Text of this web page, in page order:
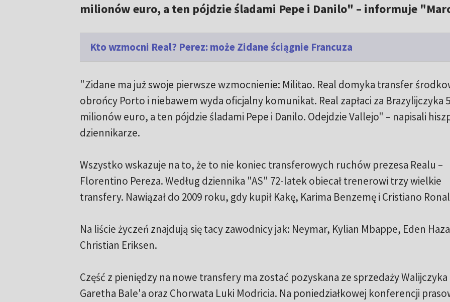
milionów euro, a ten pójdzie śladami Pepe i Danilo" – informuje
Kto wzmocni Real? Perez: może Zidane ściągnie Francuza
"Zidane ma już swoje pierwsze wzmocnienie: Militao. Real domyka transfer
obrońcy Porto i niebawem wyda oficjalny komunikat. Real zapłaci za Brazylijczyka
milionów euro, a ten pójdzie śladami Pepe i Danilo. Odejdzie Vallejo" – napisali
dziennikarze.
Wszystko wskazuje na to, że to nie koniec transferowych ruchów prezesa Realu –
Florentino Pereza. Według dziennika "AS" 72-latek obiecał trenerowi trzy wielkie
transfery. Nawiązał do 2009 roku, gdy kupił Kakę, Karima Benzemę i Cristiano
Na liście życzeń znajdują się tacy zawodnicy jak: Neymar, Kylian Mbappe, Eden
Christian Eriksen.
Część z pieniędzy na nowe transfery ma zostać pozyskana ze sprzedaży Walijczyka
Garetha Bale'a oraz Chorwata Luki Modricia. Na poniedziałkowej konferencji